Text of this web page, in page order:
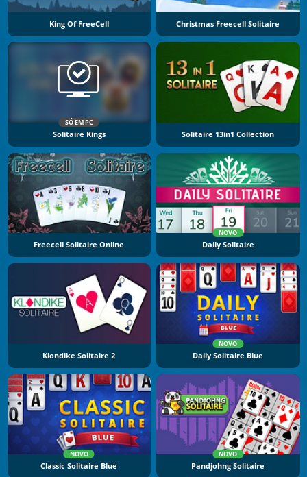
King Of FreeCell Christmas Freecell Solitaire
SÓ EM PC
Solitaire Kings Solitaire 13in1 Collection
Freecell Solitaire Online
NOVO
Daily Solitaire
Klondike Solitaire 2
NOVO
Daily Solitaire Blue
NOVO
Classic Solitaire Blue
NOVO
Pandjohng Solitaire